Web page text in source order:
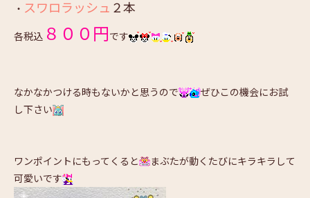
・ スワロラッシュ ２本
各税込 ８００円です
なかなかつける時もないかと思うので
ぜひこの機会にお試
し下さい
ワンポイントにもってくると
まぶたが動くたびにキラキラして
可愛いです